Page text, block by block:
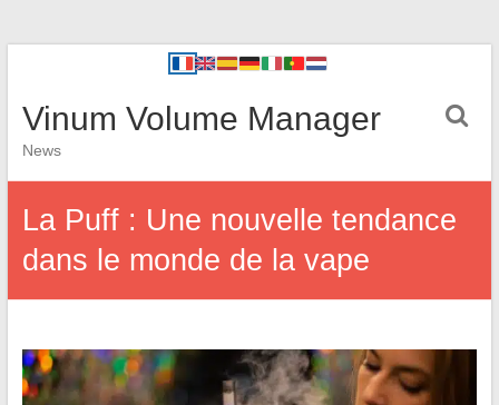
Vinum Volume Manager
News
La Puff : Une nouvelle tendance
dans le monde de la vape